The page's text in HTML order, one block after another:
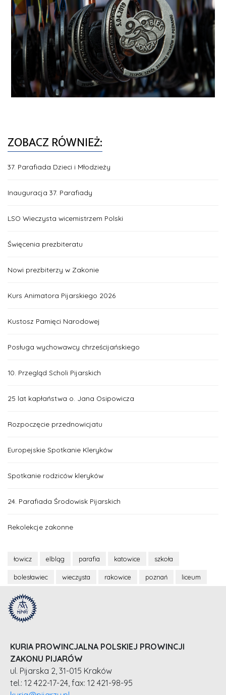
ZOBACZ RÓWNIEŻ:
37. Parafiada Dzieci i Młodzieży
Inauguracja 37. Parafiady
LSO Wieczysta wicemistrzem Polski
Święcenia prezbiteratu
Nowi prezbiterzy w Zakonie
Kurs Animatora Pijarskiego 2026
Kustosz Pamięci Narodowej
Posługa wychowawcy chrześcijańskiego
10. Przegląd Scholi Pijarskich
25 lat kapłaństwa o. Jana Osipowicza
Rozpoczęcie przednowicjatu
Europejskie Spotkanie Kleryków
Spotkanie rodziców kleryków
24. Parafiada Środowisk Pijarskich
Rekolekcje zakonne
łowicz elbląg parafia katowice szkoła
bolesławiec wieczysta rakowice poznań liceum
KURIA PROWINCJALNA POLSKIEJ PROWINCJI
ZAKONU PIJARÓW
ul. Pijarska 2, 31-015 Kraków
tel.: 12 422-17-24, fax: 12 421-98-95